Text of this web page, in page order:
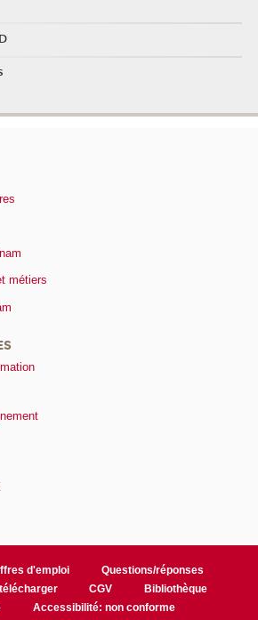
métiers
d'emploi
Questions/réponses
CGV
Bibliothèque
Accessibilité: non conforme